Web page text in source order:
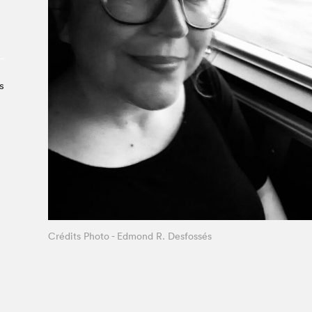
À propos du Salon
Liste des exposant·e·s
Liste des auteur·rice·s
Crédits Photo - Edmond R. Desfossés